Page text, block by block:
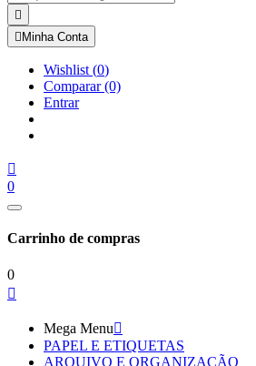

 Minha Conta
Wishlist (0)
Comparar(0)
Entrar

0
Carrinho de compras
0

Mega Menu
PAPEL E ETIQUETAS
ARQUIVO E ORGANIZAÇÃO